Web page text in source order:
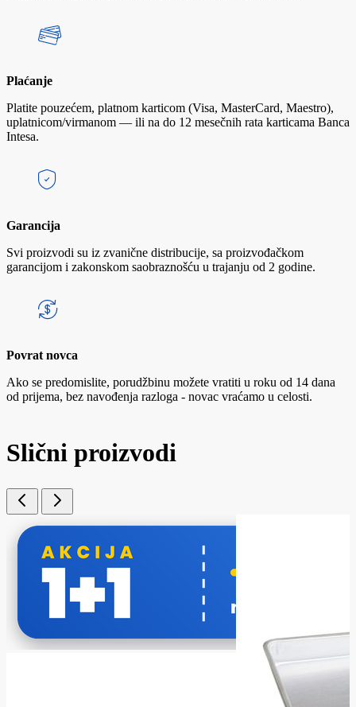
Plaćanje
Platite pouzećem, platnom karticom (Visa, MasterCard, Maestro),
uplatnicom/virmanom — ili na do 12 mesečnih rata karticama Banca
Intesa.
Garancija
Svi proizvodi su iz zvanične distribucije, sa proizvođačkom
garancijom i zakonskom saobraznošću u trajanju od 2 godine.
Povrat novca
Ako se predomislite, porudžbinu možete vratiti u roku od 14 dana
od prijema, bez navođenja razloga - novac vraćamo u celosti.
Slični proizvodi